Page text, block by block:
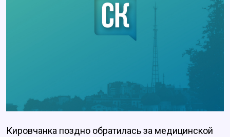
Кировчанка поздно обратилась за медицинской